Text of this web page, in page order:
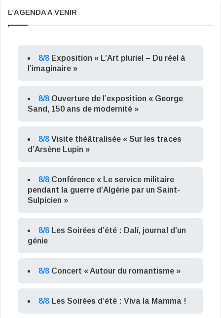
L’AGENDA A VENIR
8/8 Exposition « L’Art pluriel – Du réel à
l’imaginaire »
8/8 Ouverture de l’exposition « George
Sand, 150 ans de modernité »
8/8 Visite théâtralisée « Sur les traces
d’Arsène Lupin »
8/8 Conférence « Le service militaire
pendant la guerre d’Algérie par un Saint-
Sulpicien »
8/8 Les Soirées d’été : Dalí, journal d’un
génie
8/8 Concert « Autour du romantisme »
8/8 Les Soirées d’été : Viva la Mamma !